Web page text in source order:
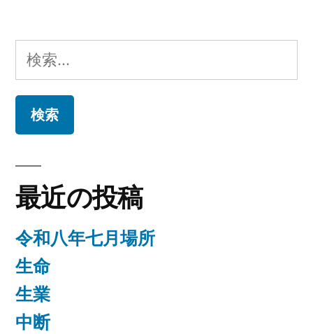
る”
の
ー:
検
索:
最近の投稿
令和八年七月場所
生命
生業
中断